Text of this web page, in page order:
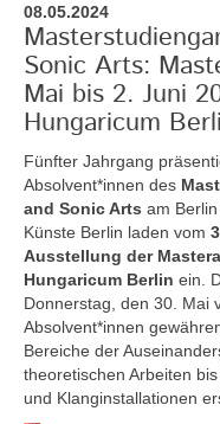
08.05.2024
Sonic Arts:
Mai bis 2. Juni
Hungaricum
Fünfter Jahrgang
Absolvent*innen des
and Sonic Arts am
Künste Berlin laden vom
Ausstellung der
Hungaricum Berlin ein.
Donnerstag, den 30. Mai
Absolvent*innen
Bereiche der
theoretischen Arbeiten
und Klanginstallationen